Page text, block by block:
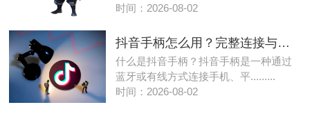
时间：2026-08-02
抖音手柄怎么用？完整连接与设置教程
什么是抖音手柄？抖音手柄是一种通过
蓝牙或有线方式连接手机、平.........
时间：2026-08-02